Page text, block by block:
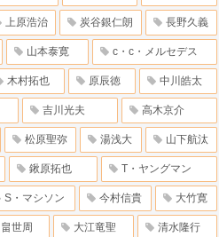
上原浩治 炭谷銀仁朗 長野久義
山本泰寛 c・c・メルセデス
木村拓也 原辰徳 中川皓太
吉川光夫 高木京介
松原聖弥 湯浅大 山下航汰
鍬原拓也 T・ヤングマン
S・マシソン 今村信貴 大竹寛
畠世周 大江竜聖 清水隆行